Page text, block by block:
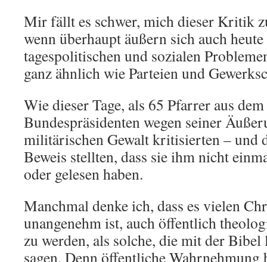
Mir fällt es schwer, mich dieser Kritik
wenn überhaupt äußern sich auch
tagespolitischen und sozialen
ganz ähnlich wie Parteien und
Wie dieser Tage, als 65 Pfarrer aus
Bundespräsidenten wegen seiner
militärischen Gewalt kritisierten – und
Beweis stellten, dass sie ihm nicht
oder gelesen haben.
Manchmal denke ich, dass es vielen
unangenehm ist, auch öffentlich
zu werden, als solche, die mit der Bibel
sagen. Denn öffentliche Wahrnehmung